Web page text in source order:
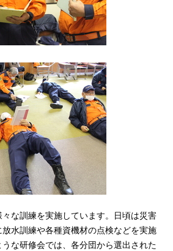
な訓練を実施しています。日頃は災害
水訓練や各種資機材の点検などを実施
な研修会では、各分団から選出された